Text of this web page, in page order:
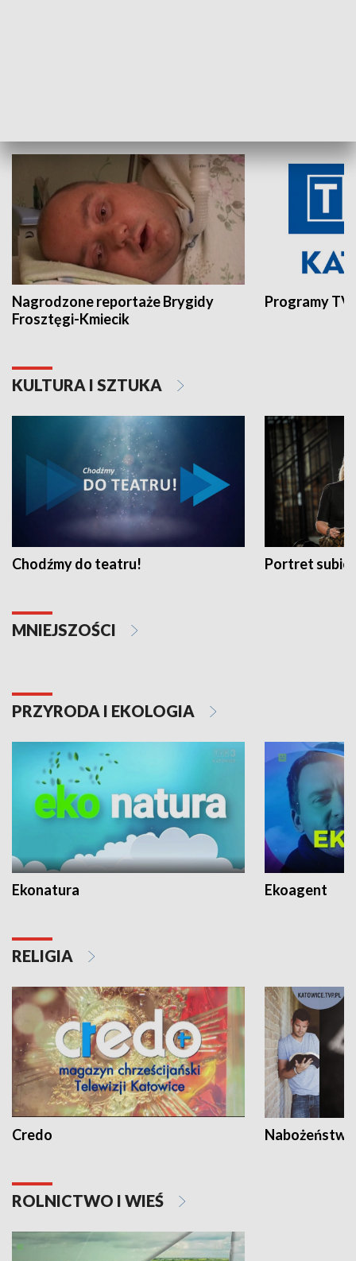
Nagrodzone reportaże Brygidy
Frosztęgi-Kmiecik
Programy
KULTURA I SZTUKA
Chodźmy do teatru! Portret
MNIEJSZOŚCI
PRZYRODA I EKOLOGIA
Ekonatura Ekoagent
RELIGIA
Credo
ROLNICTWO I WIEŚ